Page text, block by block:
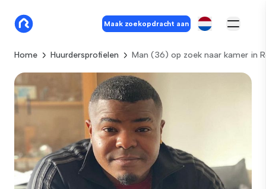
Maak zoekopdracht aan
Home Huurdersprofielen Man (36) op zoek naar kamer in